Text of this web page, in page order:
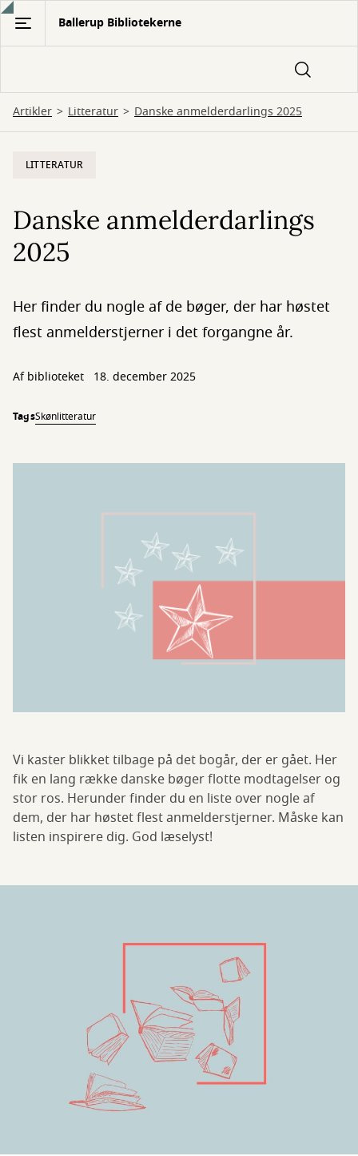
Gå
hovedindhold
Ballerup Bibliotekerne
Artikler Litteratur Danske anmelderdarlings 2025
LITTERATUR
Danske anmelderdarlings
2025
Her finder du nogle af de bøger, der har høstet
flest anmelderstjerner i det forgangne år.
Af biblioteket 18. december 2025
TagsSkønlitteratur
Vi kaster blikket tilbage på det bogår, der er gået. Her
fik en lang række danske bøger flotte modtagelser og
stor ros. Herunder finder du en liste over nogle af
dem, der har høstet flest anmelderstjerner. Måske kan
listen inspirere dig. God læselyst!